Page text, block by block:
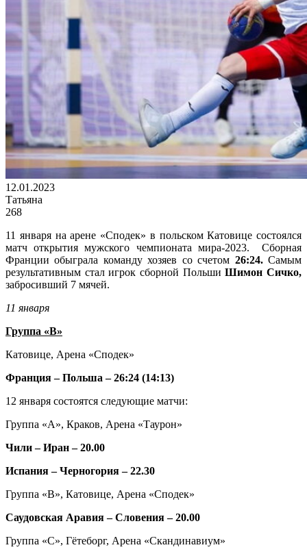
12.01.2023
Татьяна
268
11 января на арене «Сподек» в польском Катовице состоялся
матч открытия мужского чемпионата мира-2023. Сборная
Франции обыграла команду хозяев со счетом 26:24.Самым
результативным стал игрок сборной ПольшиШимон Сичко,
забросивший 7 мячей.
11 января
Группа «В»
Катовице, Арена «Сподек»
Франция – Польша – 26:24 (14:13)
12 января состоятся следующие матчи:
Группа «А», Краков, Арена «Таурон»
Чили – Иран – 20.00
Испания – Черногория – 22.30
Группа «В», Катовице, Арена «Сподек»
Саудовская Аравия – Словения – 20.00
Группа «С», Гётеборг, Арена «Скандинавиум»